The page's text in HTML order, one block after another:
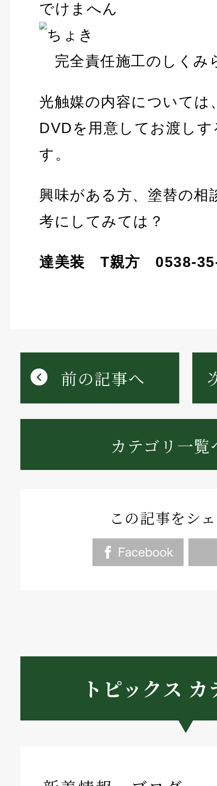
でけまへん
完全責任施工のしくみ
光触媒の内容については
DVDを用意してお渡し
す。
興味がある方、塗替の相
考にしてみては？
達美装 T親方 0538-
前の記事へ
カテゴリ一覧
この記事をシ
トピックス